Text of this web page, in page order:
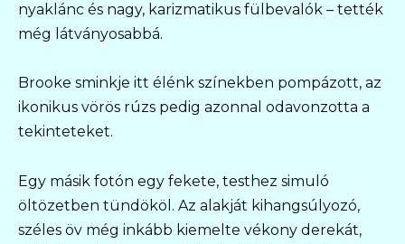
nyaklánc és nagy, karizmatikus fülbevalók – tették
még látványosabbá.
Brooke sminkje itt élénk színekben pompázott, az
ikonikus vörös rúzs pedig azonnal odavonzotta a
tekinteteket.
Egy másik fotón egy fekete, testhez simuló
öltözetben tündököl. Az alakját kihangsúlyozó,
széles öv még inkább kiemelte vékony derekát,